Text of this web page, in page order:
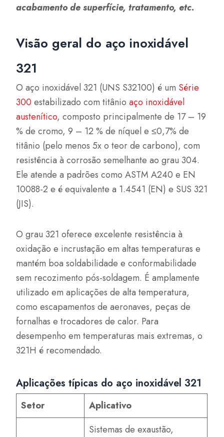
acabamento de superfície, tratamento, etc.
Visão geral do aço inoxidável
321
O aço inoxidável 321 (UNS S32100) é um Série
300estabilizado com titânioaço inoxidável
austenítico, composto principalmente de 17 – 19
% de cromo, 9 – 12 % de níquel e ≤0,7% de
titânio (pelo menos 5x o teor de carbono), com
resistência à corrosão semelhante ao grau 304.
Ele atende a padrões como ASTM A240 e EN
10088-2 e é equivalente a 1.4541 (EN) e SUS 321
(JIS).
O grau 321 oferece excelente resistência à
oxidação e incrustação em altas temperaturas e
mantém boa soldabilidade e conformabilidade
sem recozimento pós-soldagem. É amplamente
utilizado em aplicações de alta temperatura,
como escapamentos de aeronaves, peças de
fornalhas e trocadores de calor. Para
desempenho em temperaturas mais extremas, o
321H é recomendado.
Aplicações típicas do aço inoxidável 321
Setor Aplicativo
Sistemas de exaustão,